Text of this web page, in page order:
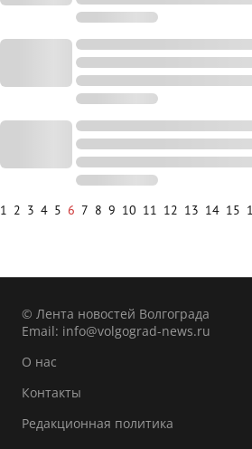
1 2 3 4 5 6 7 8 9 10 11 12 13 14 15
© Лента новостей Волгограда
Email: info@volgograd-news.ru
О нас
Контакты
Редакционная политика